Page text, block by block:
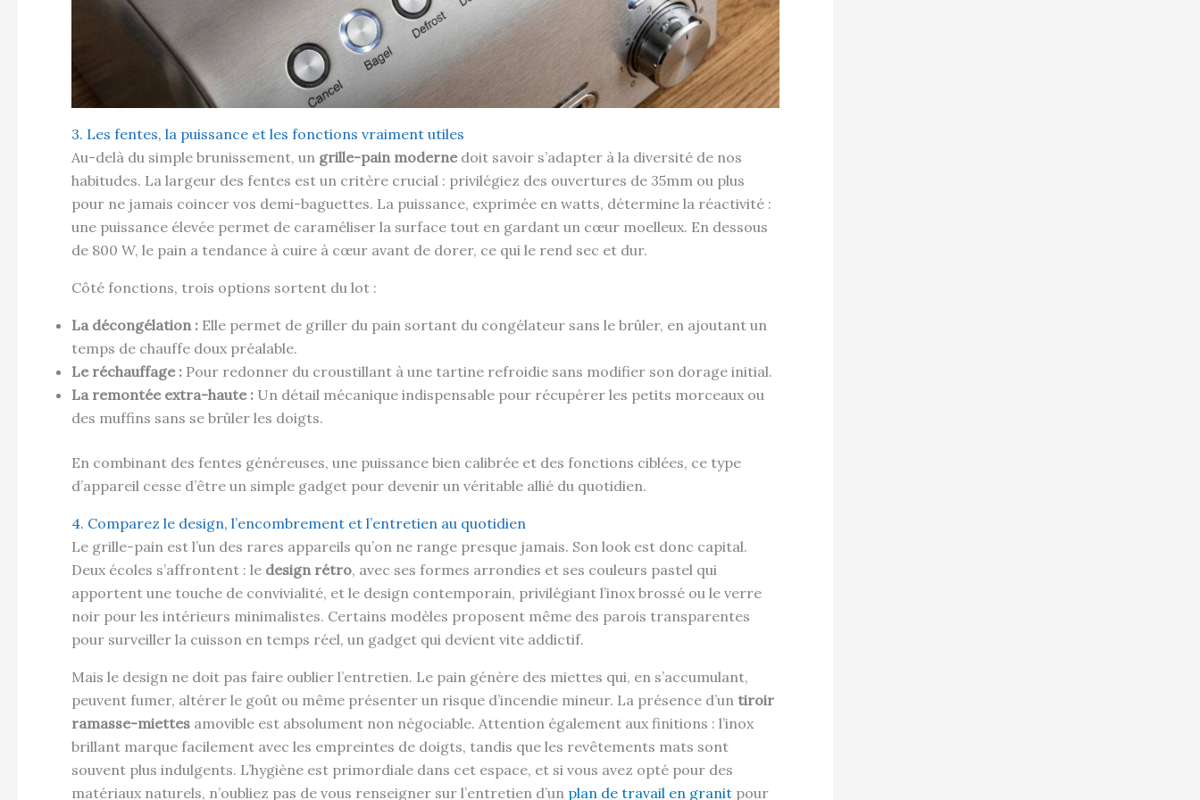
3. Les fentes, la puissance et les fonctions vraiment utiles
Au-delà du simple brunissement, un grille-pain modernedoit savoir s’adapter à la diversité de nos
habitudes. La largeur des fentes est un critère crucial : privilégiez des ouvertures de 35mm ou plus
pour ne jamais coincer vos demi-baguettes. La puissance, exprimée en watts, détermine la réactivité :
une puissance élevée permet de caraméliser la surface tout en gardant un cœur moelleux. En dessous
de 800 W, le pain a tendance à cuire à cœur avant de dorer, ce qui le rend sec et dur.
Côté fonctions, trois options sortent du lot :
La décongélation : Elle permet de griller du pain sortant du congélateur sans le brûler, en ajoutant un
temps de chauffe doux préalable.
Le réchauffage : Pour redonner du croustillant à une tartine refroidie sans modifier son dorage initial.
La remontée extra-haute : Un détail mécanique indispensable pour récupérer les petits morceaux ou
des muffins sans se brûler les doigts.
En combinant des fentes généreuses, une puissance bien calibrée et des fonctions ciblées, ce type
d’appareil cesse d’être un simple gadget pour devenir un véritable allié du quotidien.
4. Comparez le design, l’encombrement et l’entretien au quotidien
Le grille-pain est l’un des rares appareils qu’on ne range presque jamais. Son look est donc capital.
Deux écoles s’affrontent : le design rétro, avec ses formes arrondies et ses couleurs pastel qui
apportent une touche de convivialité, et le design contemporain, privilégiant l’inox brossé ou le verre
noir pour les intérieurs minimalistes. Certains modèles proposent même des parois transparentes
pour surveiller la cuisson en temps réel, un gadget qui devient vite addictif.
Mais le design ne doit pas faire oublier l’entretien. Le pain génère des miettes qui, en s’accumulant,
peuvent fumer, altérer le goût ou même présenter un risque d’incendie mineur. La présence d’un tiroir
ramasse-miettes amovible est absolument non négociable. Attention également aux finitions : l’inox
brillant marque facilement avec les empreintes de doigts, tandis que les revêtements mats sont
souvent plus indulgents. L’hygiène est primordiale dans cet espace, et si vous avez opté pour des
matériaux naturels, n’oubliez pas de vous renseigner sur l’entretien d’un plan de travail en granit pour